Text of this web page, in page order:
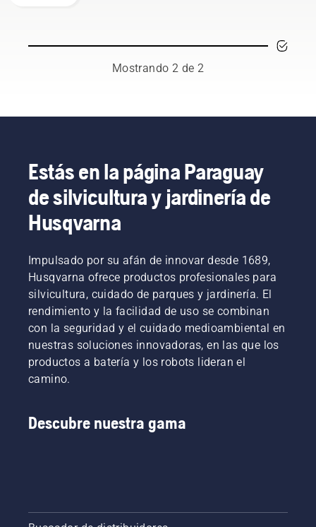
está
a la
máxima
aceleración,
al
tiempo
que
par para
permitir
al
usuario
preservar
la
duración
de la
batería
poco
densa.
en la
Mostrando 2 de 2
Estás en la página Paraguay
de silvicultura y jardinería de
Husqvarna
Impulsado por su afán de innovar desde 1689,
Husqvarna ofrece productos profesionales para
silvicultura, cuidado de parques y jardinería. El
rendimiento y la facilidad de uso se combinan
con la seguridad y el cuidado medioambiental en
nuestras soluciones innovadoras, en las que los
productos a batería y los robots lideran el
camino.
Descubre nuestra gama